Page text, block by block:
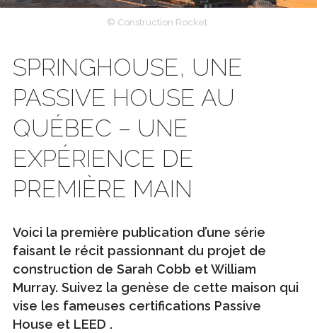
© Construction Rocket
SPRINGHOUSE, UNE
PASSIVE HOUSE AU
QUÉBEC – UNE
EXPÉRIENCE DE
PREMIÈRE MAIN
Voici la première publication d’une série
faisant le récit passionnant du projet de
construction de Sarah Cobb et William
Murray. Suivez la genèse de cette maison qui
vise les fameuses certifications Passive
House et LEED .